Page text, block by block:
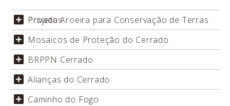
Projeto Aroeira para Conservação de Terras Privadas
Mosaicos de Proteção do Cerrado
BRPPN Cerrado
Alianças do Cerrado
Caminho do Fogo